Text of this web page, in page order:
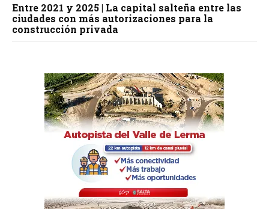
Entre 2021 y 2025 | La capital salteña entre las
ciudades con más autorizaciones para la
construcción privada